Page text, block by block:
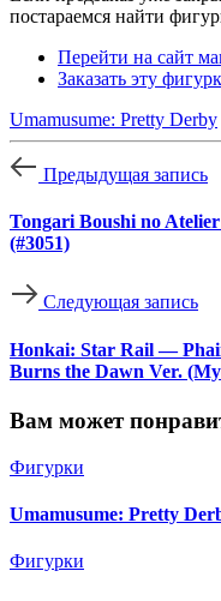
постараемся найти
Перейти на сайт
Заказать эту
Umamusume: Pretty Derby
Предыдущая запись
Tongari Boushi no
(#3051)
Следующая запись
Honkai: Star Rail —
Burns the Dawn Ver.
Вам может
Фигурки
Umamusume: Pretty
Фигурки